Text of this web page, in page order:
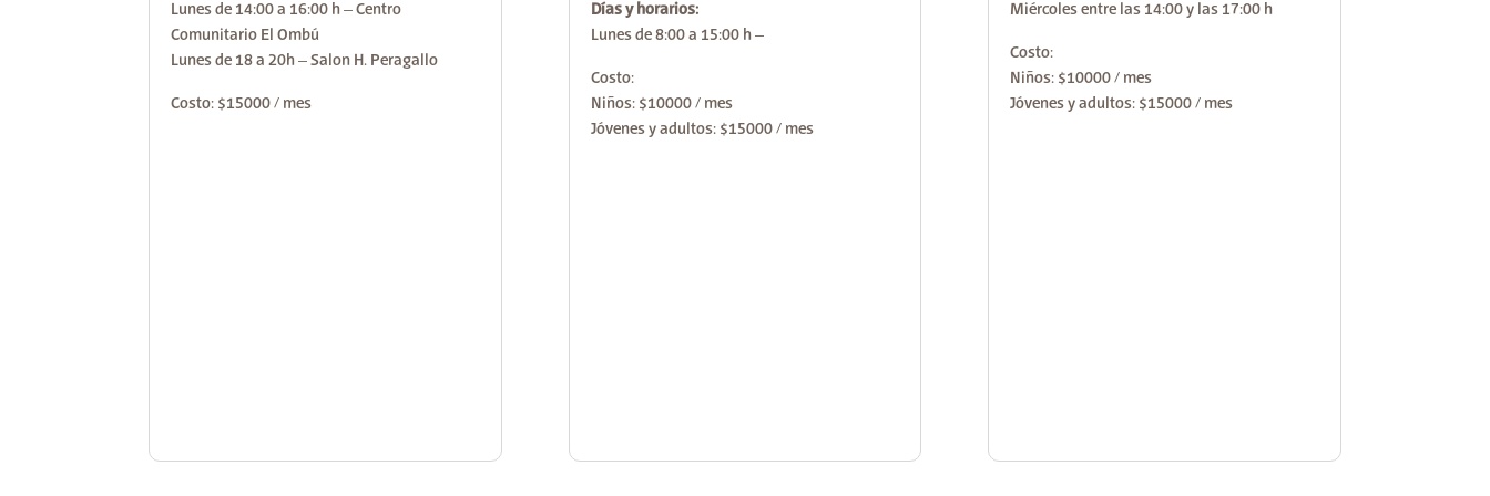
Lunes de 14:00 a 16:00 h – Centro
Comunitario El Ombú
Lunes de 18 a 20h – Salon H. Peragallo
Costo: $15000 / mes
Días y horarios:
Lunes de 8:00 a 15:00 h –
Costo:
Niños: $10000 / mes
Jóvenes y adultos: $15000 / mes
Miércoles entre las 14:00 y las 17:00 h
Costo:
Niños: $10000 / mes
Jóvenes y adultos: $15000 / mes